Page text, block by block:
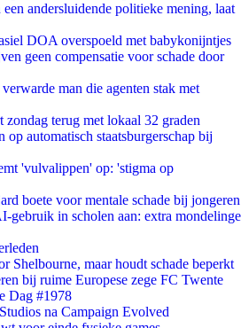
een andersluidende politieke mening, laat
DOA overspoeld met babykonijntjes
geen compensatie voor schade door
man die agenten stak met
zondag terug met lokaal 32 graden
automatisch staatsburgerschap bij
'vulvalippen' op: 'stigma op
boete voor mentale schade bij jongeren
gebruik in scholen aan: extra mondelinge
Shelbourne, maar houdt schade beperkt
bij ruime Europese zege FC Twente
Dag #1978
na Campaign Evolved